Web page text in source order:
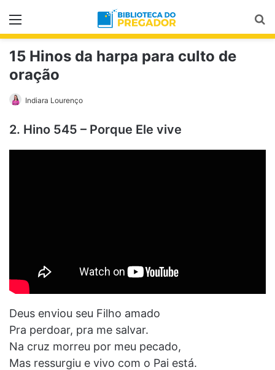
Menu
15 Hinos da harpa para culto de
oração
Indiara Lourenço
2. Hino 545 – Porque Ele vive
Deus enviou seu Filho amado
Pra perdoar, pra me salvar.
Na cruz morreu por meu pecado,
Mas ressurgiu e vivo com o Pai está.